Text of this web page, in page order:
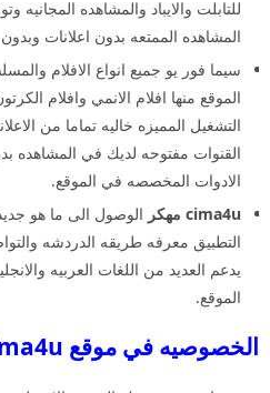
للتابلت والايباد والمشاهده
المشاهده الممتعه بدون اعلانات
سيما فور يو جميع انواع الافلام
الموقع منها افلام الانمي وافلام
التشغيل المميزه خاليه تماما من
القنوات مفتوحه لديك في المشاهده
الادوات المخصصه في الموقع.
cima4u مهكر
الوصول الى ما هو
التطبيق معرفه طريقه الدردشه
يدعم العديد من اللغات العربيه
الموقع.
الخصوصيه في موقع cima4u مهكر للاندرويد